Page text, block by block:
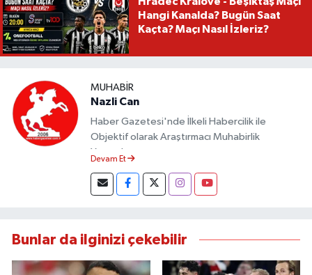
Hangi Kanalda? Bugün Saat
Kaçta? Maçı Nasıl İzleriz?
MUHABIR
Nazli Can
Haber Gazetesi'nde İlkeli Habercilik ile
Objektif olarak Araştırmacı Muhabirlik
Yapmaktayım.
Devam Et
Bunlar da ilginizi çekebilir